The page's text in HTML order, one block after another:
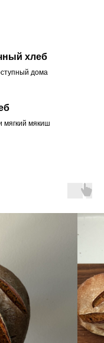
хлеб
дома
мягкий мякиш